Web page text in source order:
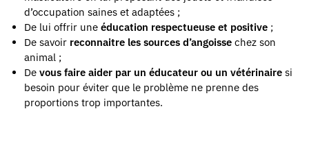
d’occupation saines et adaptées ;
De lui offrir une éducation respectueuse et positive ;
De savoir reconnaitre les sources d’angoisse chez son
animal ;
De vous faire aider par un éducateur ou un vétérinaire si
besoin pour éviter que le problème ne prenne des
proportions trop importantes.